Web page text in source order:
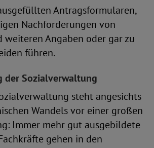
Antragsformularen,
Nachforderungen von
weiteren Angaben oder gar zu
führen.
der Sozialverwaltung
steht angesichts
Wandels vor einer großen
Immer mehr gut ausgebildete
gehen in den